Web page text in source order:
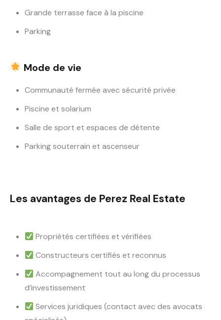
Grande terrasse face à la piscine
Parking
Mode de vie
Communauté fermée avec sécurité privée
Piscine et solarium
Salle de sport et espaces de détente
Parking souterrain et ascenseur
Les avantages de Perez Real Estate
Propriétés certifiées et vérifiées
Constructeurs certifiés et reconnus
Accompagnement tout au long du processus
d’investissement
Services juridiques (contact avec des avocats